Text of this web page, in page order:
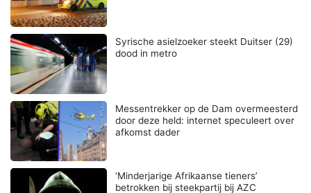
Syrische asielzoeker steekt Duitser (29)
dood in metro
Messentrekker op de Dam overmeesterd
door deze held: internet speculeert over
afkomst dader
‘Minderjarige Afrikaanse tieners’
betrokken bij steekpartij bij AZC